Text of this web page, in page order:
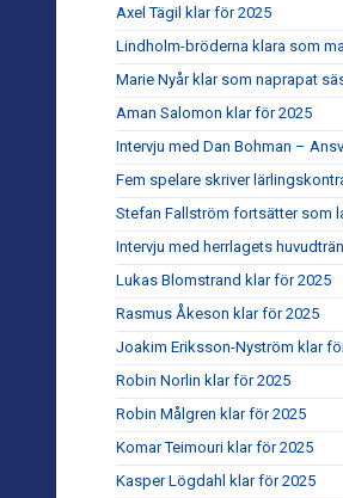
Axel Tägil klar för 2025
Lindholm-bröderna klara som
Marie Nyår klar som naprapat
Aman Salomon klar för 2025
Intervju med Dan Bohman –
Fem spelare skriver
Stefan Fallström fortsätter som
Intervju med herrlagets
Lukas Blomstrand klar för 2025
Rasmus Åkeson klar för 2025
Joakim Eriksson-Nyström klar
Robin Norlin klar för 2025
Robin Målgren klar för 2025
Komar Teimouri klar för 2025
Kasper Lögdahl klar för 2025